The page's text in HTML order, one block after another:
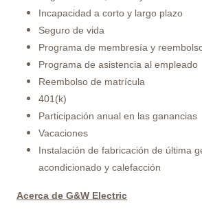
Incapacidad a corto y largo plazo
Seguro de vida
Programa de membresía y
Programa de asistencia al empleado
Reembolso de matrícula
401(k)
Participación anual en las ganancias
Vacaciones
Instalación de fabricación de última
acondicionado y calefacción
Acerca de G&W Electric